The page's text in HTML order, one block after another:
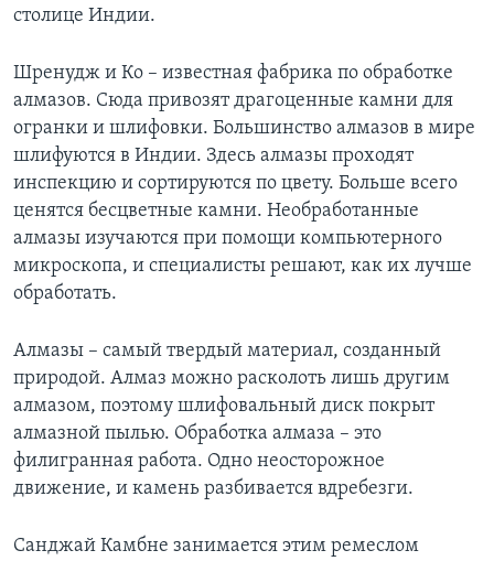
Языки
столице Индии.
Шренудж и Ко – известная фабрика по обработке
алмазов. Сюда привозят драгоценные камни для
огранки и шлифовки. Большинство алмазов в мире
шлифуются в Индии. Здесь алмазы проходят
инспекцию и сортируются по цвету. Больше всего
ценятся бесцветные камни. Необработанные
алмазы изучаются при помощи компьютерного
микроскопа, и специалисты решают, как их лучше
обработать.
Алмазы – самый твердый материал, созданный
природой. Алмаз можно расколоть лишь другим
алмазом, поэтому шлифовальный диск покрыт
алмазной пылью. Обработка алмаза – это
филигранная работа. Одно неосторожное
движение, и камень разбивается вдребезги.
Санджай Камбне занимается этим ремеслом